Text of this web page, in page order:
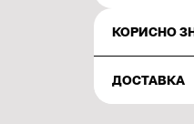
КОРИСНО
ДОСТАВКА